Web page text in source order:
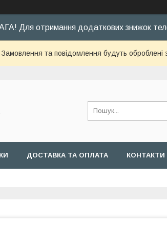
Для отримання додаткових знижок
Замовлення та повідомлення будуть
ДОСТАВКА ТА ОПЛАТА КОНТАКТИ